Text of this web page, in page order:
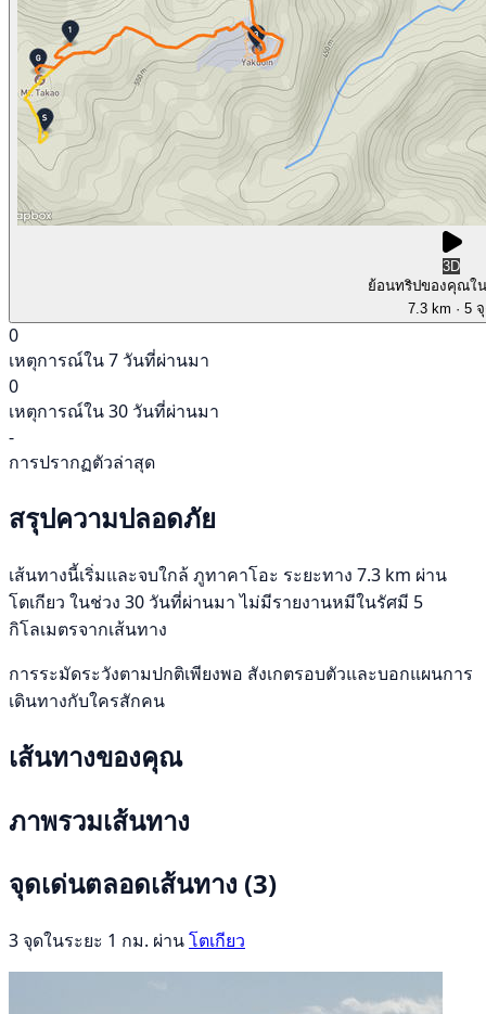
3D
ย้อนทริปของคุณใ
7.3 km · 5
0
เหตุการณ์ใน 7 วันที่ผ่านมา
0
เหตุการณ์ใน 30 วันที่ผ่านมา
-
การปรากฏตัวล่าสุด
สรุปความปลอดภัย
เส้นทางนี้เริ่มและจบใกล้ ภูทาคาโอะ ระยะทาง 7.3 km ผ่าน
โตเกียว ในช่วง 30 วันที่ผ่านมา ไม่มีรายงานหมีในรัศมี 5
กิโลเมตรจากเส้นทาง
การระมัดระวังตามปกติเพียงพอ สังเกตรอบตัวและบอกแผนการ
เดินทางกับใครสักคน
เส้นทางของคุณ
ภาพรวมเส้นทาง
จุดเด่นตลอดเส้นทาง (3)
3 จุดในระยะ 1 กม. ผ่านโตเกียว